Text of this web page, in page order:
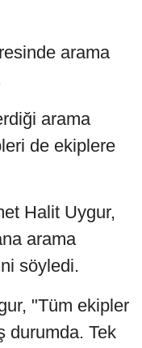
arama
arama
de ekiplere
Halit Uygur,
arama
söyledi.
"Tüm ekipler
durumda. Tek